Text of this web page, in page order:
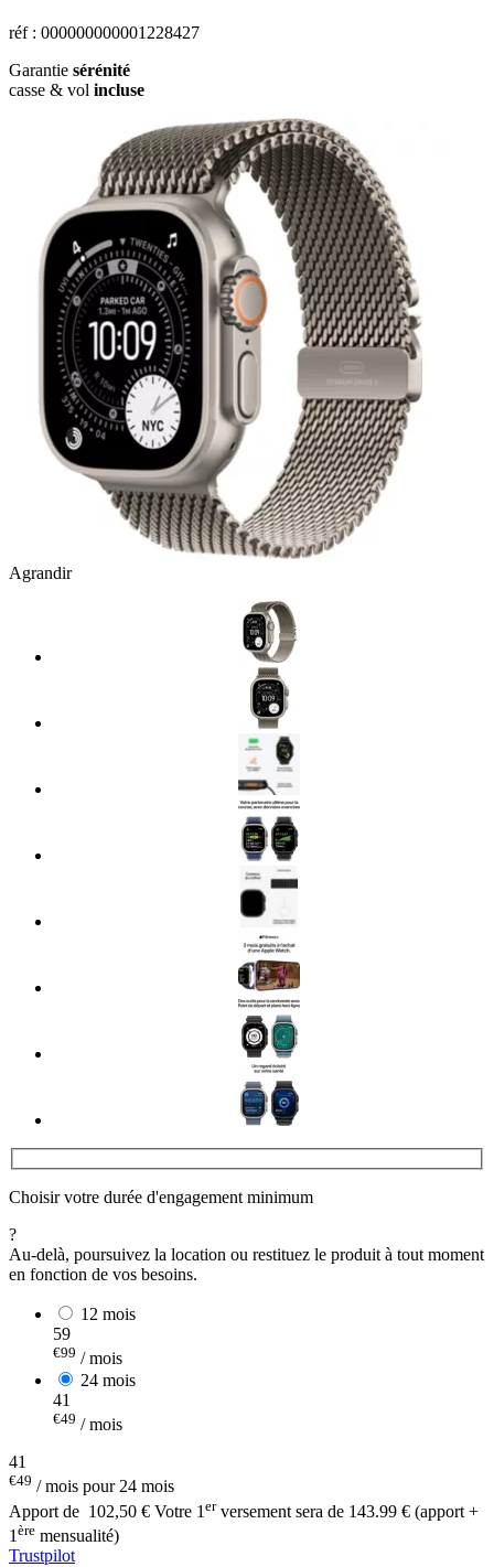
réf : 000000000001228427
Garantie sérénité
casse & vol incluse
Agrandir
Choisir votre durée d'engagement minimum
?
Au-delà, poursuivez la location ou restituez le produit à tout moment
en fonction de vos besoins.
12 mois
59
€99 / mois
24 mois
41
€49 / mois
41
€49 / mois pour 24 mois
Apport de 102,50 € Votre 1 erversement sera de 143.99 € (apport +
1 ère mensualité)
Trustpilot